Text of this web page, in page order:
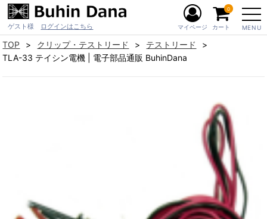
ゲスト様 ログインはこちら MENU
マイページ カート
0
TOP クリップ・テストリード
テストリード
TLA-33 テイシン電機 | 電子部品通販 BuhinDana